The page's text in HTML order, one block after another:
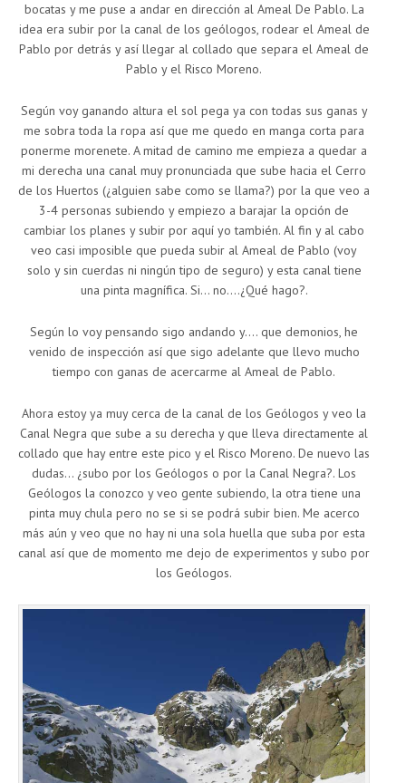
bocatas y me puse a andar en dirección al Ameal De Pablo. La
idea era subir por la canal de los geólogos, rodear el Ameal de
Pablo por detrás y así llegar al collado que separa el Ameal de
Pablo y el Risco Moreno.
Según voy ganando altura el sol pega ya con todas sus ganas y
me sobra toda la ropa así que me quedo en manga corta para
ponerme morenete. A mitad de camino me empieza a quedar a
mi derecha una canal muy pronunciada que sube hacia el Cerro
de los Huertos (¿alguien sabe como se llama?) por la que veo a
3-4 personas subiendo y empiezo a barajar la opción de
cambiar los planes y subir por aquí yo también. Al fin y al cabo
veo casi imposible que pueda subir al Ameal de Pablo (voy
solo y sin cuerdas ni ningún tipo de seguro) y esta canal tiene
una pinta magnífica. Si… no….¿Qué hago?.
Según lo voy pensando sigo andando y…. que demonios, he
venido de inspección así que sigo adelante que llevo mucho
tiempo con ganas de acercarme al Ameal de Pablo.
Ahora estoy ya muy cerca de la canal de los Geólogos y veo la
Canal Negra que sube a su derecha y que lleva directamente al
collado que hay entre este pico y el Risco Moreno. De nuevo las
dudas… ¿subo por los Geólogos o por la Canal Negra?. Los
Geólogos la conozco y veo gente subiendo, la otra tiene una
pinta muy chula pero no se si se podrá subir bien. Me acerco
más aún y veo que no hay ni una sola huella que suba por esta
canal así que de momento me dejo de experimentos y subo por
los Geólogos.